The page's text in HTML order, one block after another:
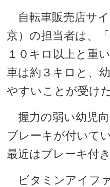
自転車販売店サ
京）の担当者は、
１０キロ以上と重
車は約３キロと、
やすいことが受け
握力の弱い幼児
ブレーキが付いて
最近はブレーキ付
ビタミンアイフ